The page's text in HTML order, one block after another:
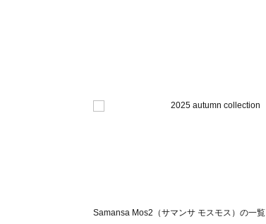
Samansa Mos2（サマンサ モスモス）の一覧